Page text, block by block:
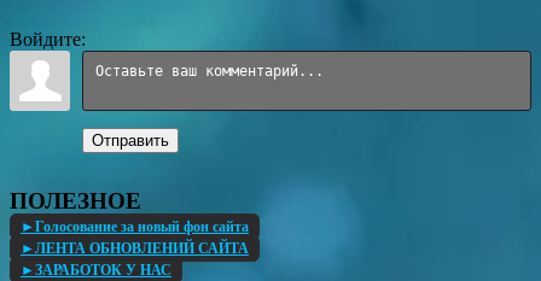
Войдите:
Отправить
ПОЛЕЗНОЕ
►Голосование за новый фон сайта
►ЛЕНТА ОБНОВЛЕНИЙ САЙТА
►ЗАРАБОТОК У НАС